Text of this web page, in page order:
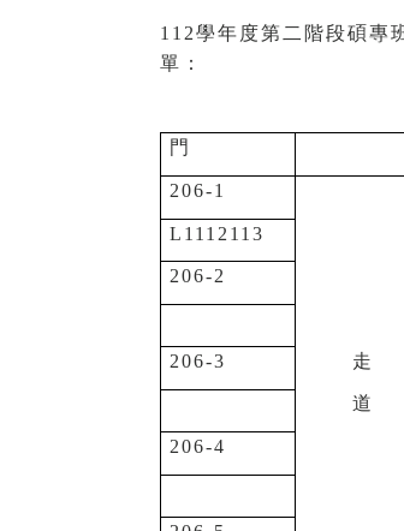
112學年度第二階段碩專
單：
門
206-1
走
道
L1112113
206-2
206-3
206-4